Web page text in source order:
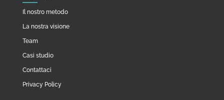
Il nostro metodo
La nostra visione
Team
Casi studio
Contattaci
Privacy Policy